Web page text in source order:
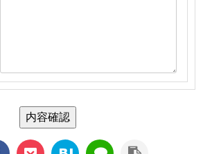
内容確認